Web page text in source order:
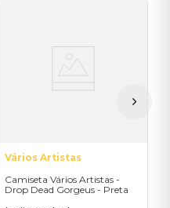
Vários Artistas
Camiseta Vários Artistas -
Drop Dead Gorgeus - Preta